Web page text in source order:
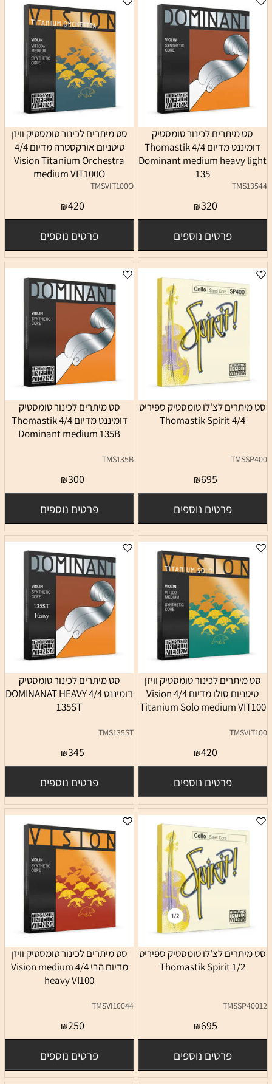
סט מיתרים לכינור טומסטיק
דומיננט מדיום 4/4 Thomastik
Dominant medium heavy light
135
TMS13544
₪320
פרטים נוספים
סט מיתרים לכינור טומסטיק וויזן
טיטניום אורקסטרה מדיום 4/4
Vision Titanium Orchestra
medium VIT100O
TMSVIT100O
₪420
פרטים נוספים
סט מיתרים לצ'לו טומסטיק ספיריט
4/4 Thomastik Spirit
TMSSP400
₪695
פרטים נוספים
סט מיתרים לכינור טומסטיק
דומיננט מדיום 4/4 Thomastik
Dominant medium 135B
TMS135B
₪300
פרטים נוספים
סט מיתרים לכינור טומסטיק וויזן
טיטניום סולו מדיום 4/4 Vision
Titanium Solo medium VIT100
TMSVIT100
₪420
פרטים נוספים
סט מיתרים לכינור טומסטיק
דומיננט 4/4 DOMINANAT HEAVY
135ST
TMS135ST
₪345
פרטים נוספים
סט מיתרים לצ'לו טומסטיק ספיריט
1/2 Thomastik Spirit
TMSSP40012
₪695
פרטים נוספים
סט מיתרים לכינור טומסטיק וויזן
מדיום הבי 4/4 Vision medium
heavy VI100
TMSVI10044
₪250
פרטים נוספים